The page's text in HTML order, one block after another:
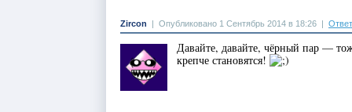
Zircon | Опубликовано 1 Сентябрь 2014 в 18:26 |
Давайте, давайте, чёрный пар —
крепче становятся!